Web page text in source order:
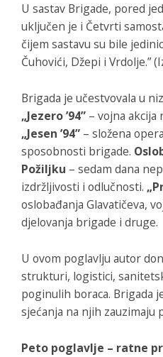
U sastav Brigade, pored
uključen je i Četvrti
čijem sastavu su bile
Čuhovići, Džepi i Vrdolje.”
Brigada je učestvovala u
„Jezero ’94” – vojna
„Jesen ’94” – složena
sposobnosti brigade.
Požiljku – sedam dana
izdržljivosti i odlučnosti.
oslobađanja Glavatičeva,
djelovanja brigade i druge.
U ovom poglavlju autor
strukturi, logistici,
poginulih boraca. Brigada
sjećanja na njih zauzimaju
Peto poglavlje – ratne